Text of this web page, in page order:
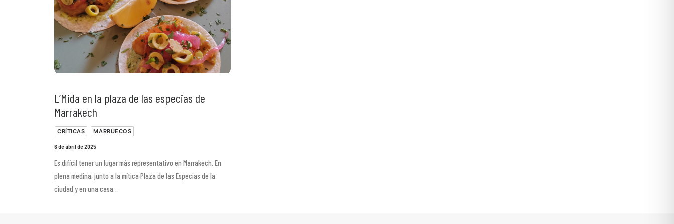
L’Mida en la plaza de las especias de
Marrakech
CRÍTICAS MARRUECOS
6 de abril de 2025
Es difícil tener un lugar más representativo en Marrakech. En
plena medina, junto a la mítica Plaza de las Especias de la
ciudad y en una casa…